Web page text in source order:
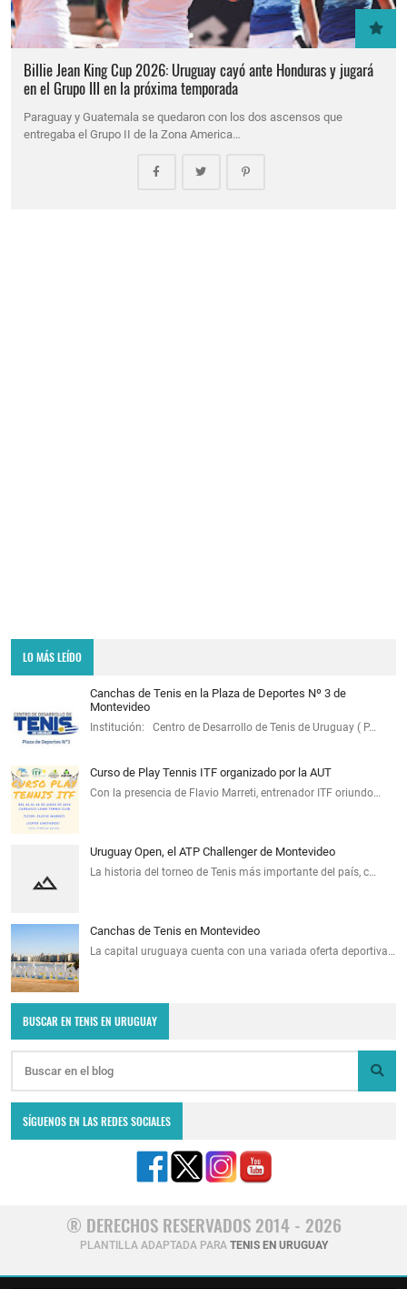
Billie Jean King Cup 2026: Uruguay cayó ante Honduras y jugará
en el Grupo III en la próxima temporada
Paraguay y Guatemala se quedaron con los dos ascensos que
entregaba el Grupo II de la Zona America…
LO MÁS LEÍDO
Canchas de Tenis en la Plaza de Deportes Nº 3 de
Montevideo
Institución: Centro de Desarrollo de Tenis de Uruguay ( P…
Curso de Play Tennis ITF organizado por la AUT
Con la presencia de Flavio Marreti, entrenador ITF oriundo…
Uruguay Open, el ATP Challenger de Montevideo
La historia del torneo de Tenis más importante del país, c…
Canchas de Tenis en Montevideo
La capital uruguaya cuenta con una variada oferta deportiva…
BUSCAR EN TENIS EN URUGUAY
SÍGUENOS EN LAS REDES SOCIALES
® DERECHOS RESERVADOS 2014 - 2026
PLANTILLA ADAPTADA PARA TENIS EN URUGUAY